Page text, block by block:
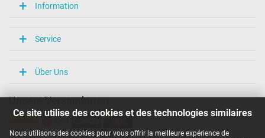
Ce site utilise des cookies et des technologies similaires
Nous utilisons des cookies pour vous offrir la meilleure expérience de
Information
Service
Über Uns
Unsere Versandarten